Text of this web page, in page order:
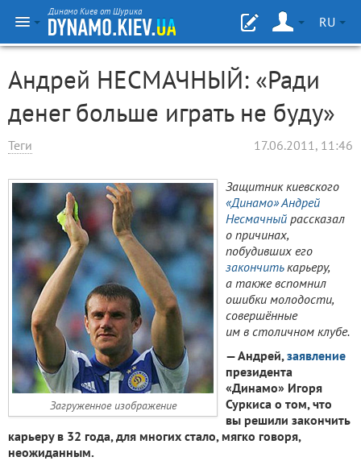
Динамо Киев от Шурика
RU
Андрей НЕСМАЧНЫЙ: «Ради
денег больше играть не буду»
Теги 17.06.2011, 11:46
Загруженное изображение
Защитник киевского
«Динамо»Андрей
Несмачный рассказал
о причинах,
побудивших его
закончитькарьеру,
а также вспомнил
ошибки молодости,
совершённые
им в столичном клубе.
— Андрей,заявление
президента
«Динамо» Игоря
Суркиса о том, что
вы решили закончить
карьеру в 32 года, для многих стало, мягко говоря,
неожиданным.